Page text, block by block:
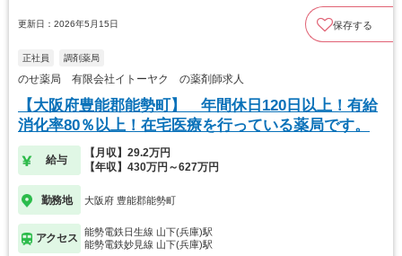
更新日：2026年5月15日 保存する
正社員 調剤薬局
のせ薬局 有限会社イトーヤク の薬剤師求人
【大阪府豊能郡能勢町】 年間休日120日以上！有給
消化率80％以上！在宅医療を行っている薬局です。
給与
【月収】29.2万円
【年収】430万円～627万円
勤務地 大阪府 豊能郡能勢町
アクセス
能勢電鉄日生線 山下(兵庫)駅
能勢電鉄妙見線 山下(兵庫)駅